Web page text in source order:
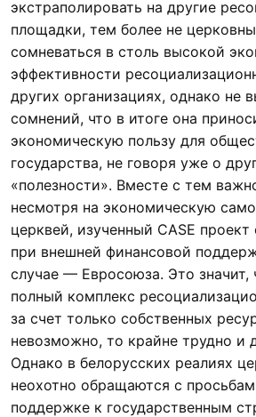
экстраполировать на другие
площадки, тем более не
сомневаться в столь высокой
эффективности
других организациях, однако не
сомнений, что в итоге она
экономическую пользу для
государства, не говоря уже о
«полезности». Вместе с тем
несмотря на экономическую
церквей, изученный CASE
при внешней финансовой
случае — Евросоюза. Это значит,
полный комплекс
за счет только собственных
невозможно, то крайне трудно и
Однако в белорусских реалиях
неохотно обращаются с
поддержке к государственным